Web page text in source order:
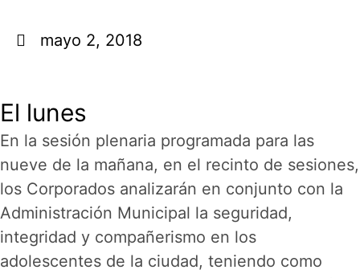
mayo 2, 2018
El lunes
En la sesión plenaria programada para las
nueve de la mañana, en el recinto de sesiones,
los Corporados analizarán en conjunto con la
Administración Municipal la seguridad,
integridad y compañerismo en los
adolescentes de la ciudad, teniendo como